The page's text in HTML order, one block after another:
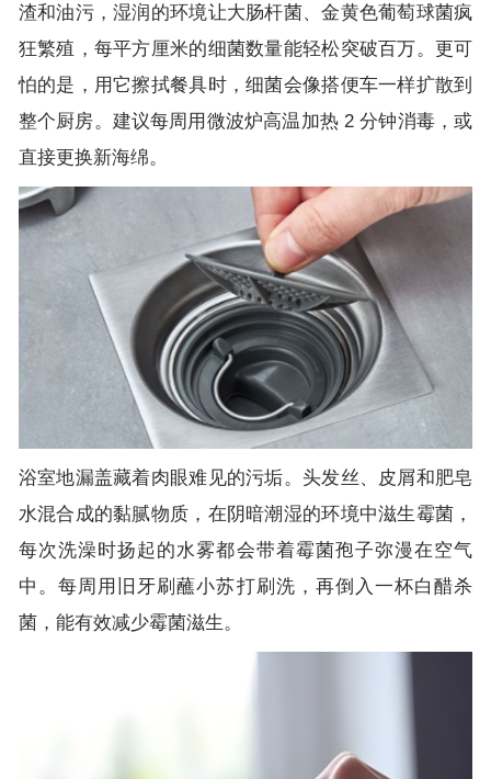
渣和油污，湿润的环境让大肠杆菌、金黄色葡萄球菌疯
狂繁殖，每平方厘米的细菌数量能轻松突破百万。更可
怕的是，用它擦拭餐具时，细菌会像搭便车一样扩散到
整个厨房。建议每周用微波炉高温加热 2 分钟消毒，或
直接更换新海绵。
浴室地漏盖藏着肉眼难见的污垢。头发丝、皮屑和肥皂
水混合成的黏腻物质，在阴暗潮湿的环境中滋生霉菌，
每次洗澡时扬起的水雾都会带着霉菌孢子弥漫在空气
中。每周用旧牙刷蘸小苏打刷洗，再倒入一杯白醋杀
菌，能有效减少霉菌滋生。